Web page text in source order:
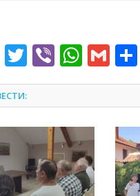
Messenger
Twitter
Viber